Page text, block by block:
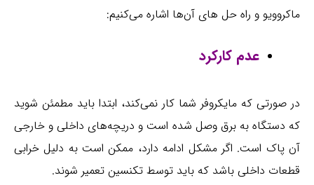
ماکروویو و راه حل های آن‌ها اشاره می‌کنیم:
عدم کارکرد
در صورتی که مایکروفر شما کار نمی‌کند، ابتدا باید مطمئن شوید
که دستگاه به برق وصل شده است و دریچه‌های داخلی و خارجی
آن پاک است. اگر مشکل ادامه دارد، ممکن است به دلیل خرابی
قطعات داخلی باشد که باید توسط تکنسین تعمیر شوند.